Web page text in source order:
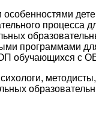
процесса
программами
обучающихся с